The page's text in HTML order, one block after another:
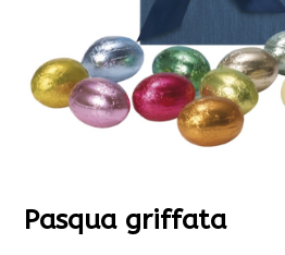
Pasqua griffata